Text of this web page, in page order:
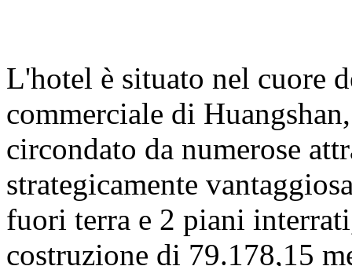
L'hotel è situato nel cuore
commerciale di
circondato da numerose
strategicamente
fuori terra e 2 piani
costruzione di 79.178,15